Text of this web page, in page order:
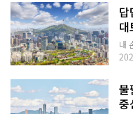
대
내
불
중